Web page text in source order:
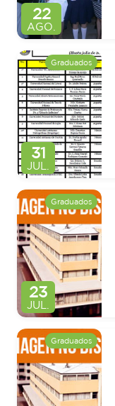
22
AGO.
31
JUL.
Graduados
23
JUL.
Graduados
Graduados